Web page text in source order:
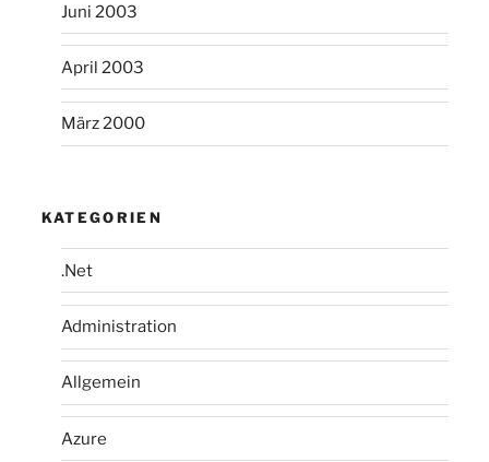
Juni 2003
April 2003
März 2000
KATEGORIEN
.Net
Administration
Allgemein
Azure